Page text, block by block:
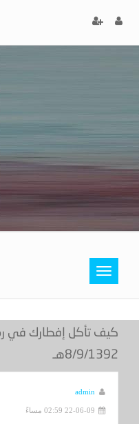
Toggle
navigation
8/9/1392هـ
admin
22-06-09 02:59 مساءً